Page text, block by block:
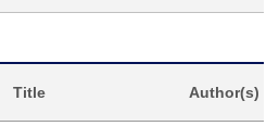
Title Author(s)